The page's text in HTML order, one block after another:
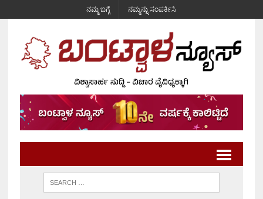
ನಮ್ಮ ಬಗ್ಗೆ ನಮ್ಮನ್ನು ಸಂಪರ್ಕಿಸಿ